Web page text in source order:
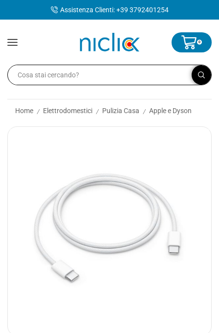
Assistenza Clienti: +39 3792401254
0
Home / Elettrodomestici / Pulizia Casa / Apple e Dyson